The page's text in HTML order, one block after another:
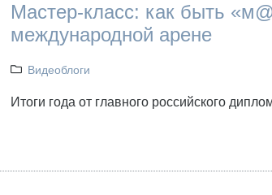
Мастер-класс: как быть
международной арене
Видеоблоги
Итоги года от главного российского